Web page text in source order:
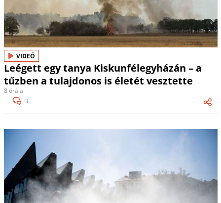
VIDEÓ
Leégett egy tanya Kiskunfélegyházán – a
tűzben a tulajdonos is életét vesztette
8 órája
3